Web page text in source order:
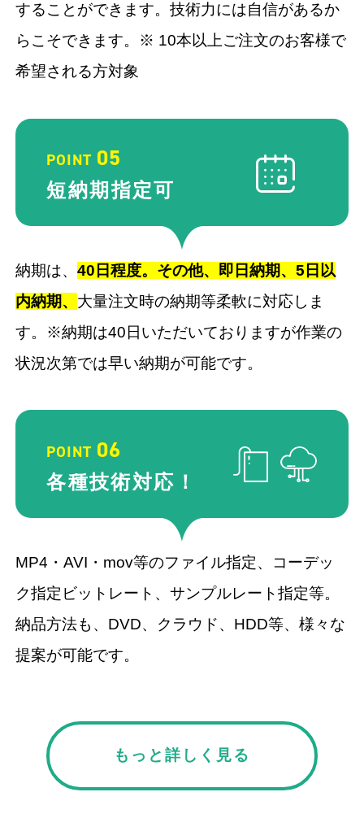
することができます。技術力には自信があるか
らこそできます。※ 10本以上ご注⽂のお客様で
希望される⽅対象
POINT 05
短納期指定可
納期は、40⽇程度。その他、即⽇納期、5⽇以
内納期、 ⼤量注⽂時の納期等柔軟に対応しま
す。※納期は40日いただいておりますが作業の
状況次第では早い納期が可能です。
POINT 06
各種技術対応！
MP4・AVI・mov等のファイル指定、コーデッ
ク指定ビットレート、サンプルレート指定等。
納品方法も、DVD、クラウド、HDD等、様々な
提案が可能です。
もっと詳しく見る